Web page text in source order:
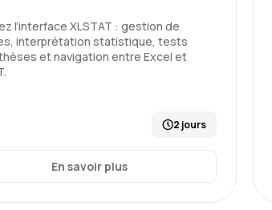
l’interface XLSTAT : gestion de
interprétation statistique, tests
et navigation entre Excel et
2 jours
En savoir plus